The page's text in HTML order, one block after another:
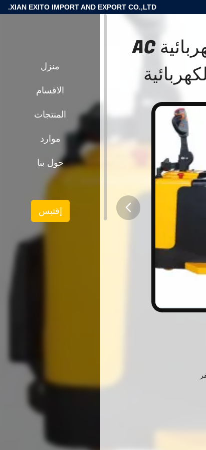
XIAN EXITO IMPORT AND EXPORT CO.,LTD.
4000 كيلوغرام محرك السيارة الكهربائية AC
منزل
الاقسام
المنتجات
موارد
حول بنا
إقتبس